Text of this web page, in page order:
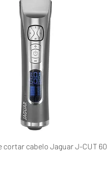
Visualização rápida
cortar cabelo Jaguar J-CUT 60